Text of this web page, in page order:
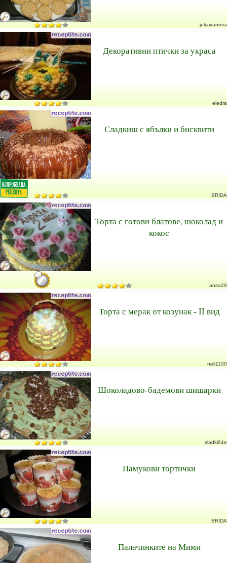
juliaivanova
Декоративни птички за украса
eledra
Сладкиш с ябълки и бисквити
BRIDA
Торта с готови блатове, шоколад и
кокос
anita29
Торта с мерак от козунак - II вид
neli1100
Шоколадово-бадемови шишарки
sladki64e
Памукови тортички
BRIDA
Палачинките на Мими